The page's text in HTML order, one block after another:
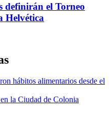
definirán el Torneo
Helvética
hábitos alimentarios desde el
la Ciudad de Colonia